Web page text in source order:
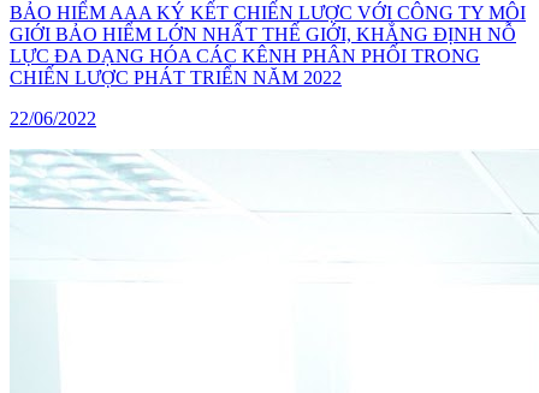
BẢO HIỂM AAA KÝ KẾT CHIẾN LƯỢC VỚI CÔNG TY MÔI
GIỚI BẢO HIỂM LỚN NHẤT THẾ GIỚI, KHẲNG ĐỊNH NỖ
LỰC ĐA DẠNG HÓA CÁC KÊNH PHÂN PHỐI TRONG
CHIẾN LƯỢC PHÁT TRIỂN NĂM 2022
22/06/2022